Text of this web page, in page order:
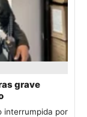
grave
interrumpida por